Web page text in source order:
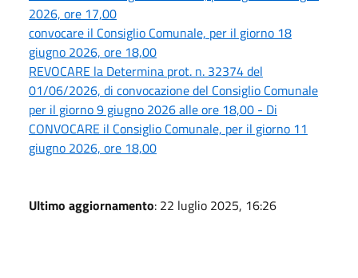
2026, ore 17,00
convocare il Consiglio Comunale, per il giorno 18
giugno 2026, ore 18,00
REVOCARE la Determina prot. n. 32374 del
01/06/2026, di convocazione del Consiglio Comunale
per il giorno 9 giugno 2026 alle ore 18,00 - Di
CONVOCARE il Consiglio Comunale, per il giorno 11
giugno 2026, ore 18,00
Ultimo aggiornamento: 22 luglio 2025, 16:26